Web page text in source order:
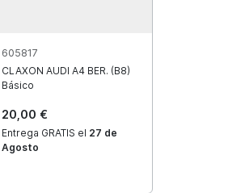
605817
CLAXON AUDI A4 BER. (B8)
Básico
20,00 €
Entrega GRATIS el 27 de
Agosto